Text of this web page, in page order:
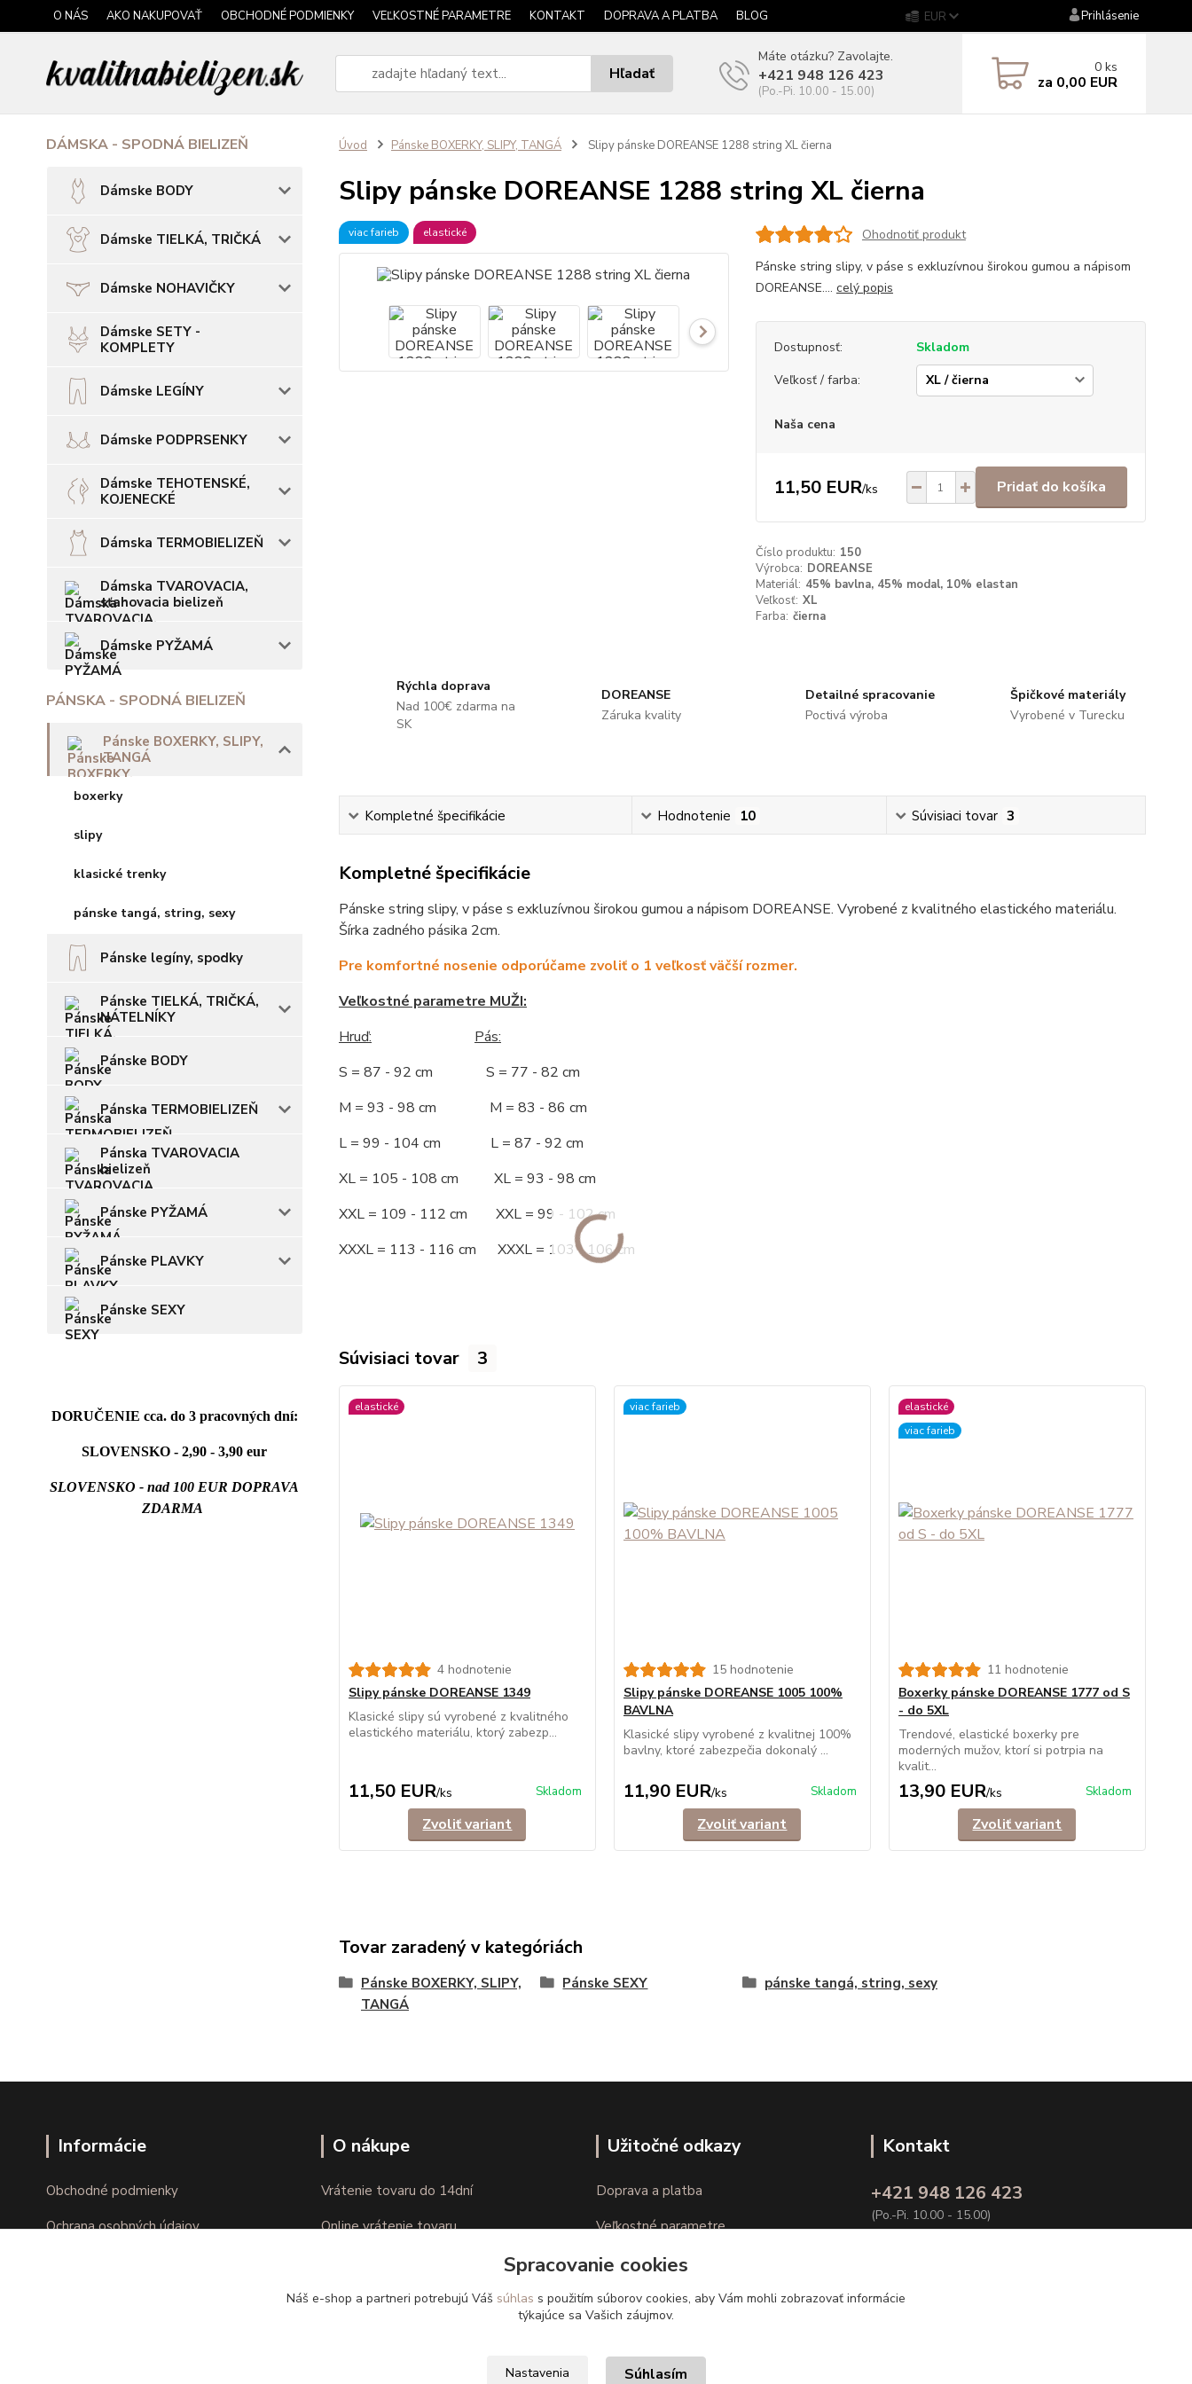
O NÁS AKO NAKUPOVAŤ OBCHODNÉ PODMIENKY VEĽKOSTNÉ PARAMETRE KONTAKT DOPRAVA A PLATBA BLOG EUR Prihlásenie
Hľadať
Máte otázku? Zavolajte.
+421 948 126 423
(Po.-Pi. 10.00 - 15.00)
0 ks
za 0,00 EUR
DÁMSKA - SPODNÁ BIELIZEŇ
Dámske BODY
Dámske TIELKÁ, TRIČKÁ
Dámske NOHAVIČKY
Dámske SETY -
KOMPLETY
Dámske LEGÍNY
Dámske PODPRSENKY
Dámske TEHOTENSKÉ,
KOJENECKÉ
Dámska TERMOBIELIZEŇ
Dámska TVAROVACIA,
sťahovacia bielizeň
Dámske PYŽAMÁ
PÁNSKA - SPODNÁ BIELIZEŇ
Pánske BOXERKY, SLIPY,
TANGÁ
boxerky
slipy
klasické trenky
pánske tangá, string, sexy
Pánske legíny, spodky
Pánske TIELKÁ, TRIČKÁ,
NÁTELNÍKY
Pánske BODY
Pánska TERMOBIELIZEŇ
Pánska TVAROVACIA
bielizeň
Pánske PYŽAMÁ
Pánske PLAVKY
Pánske SEXY
DORUČENIE cca. do 3 pracovných dní:
SLOVENSKO - 2,90 - 3,90 eur
SLOVENSKO - nad 100 EUR DOPRAVA
ZDARMA
Úvod Pánske BOXERKY, SLIPY, TANGÁ Slipy pánske DOREANSE 1288 string XL čierna
Slipy pánske DOREANSE 1288 string XL čierna
viac farieb elastické
Ohodnotiť produkt
Pánske string slipy, v páse s exkluzívnou širokou gumou a nápisom
DOREANSE.... celý popis
Dostupnosť:
Skladom
Veľkosť / farba:
Naša cena
11,50 EUR/ks Pridať do košíka
Číslo produktu: 150
Výrobca: DOREANSE
Materiál: 45% bavlna, 45% modal, 10% elastan
Veľkosť: XL
Farba: čierna
Rýchla doprava
Nad 100€ zdarma na
SK
DOREANSE
Záruka kvality
Detailné spracovanie
Poctivá výroba
Špičkové materiály
Vyrobené v Turecku
Kompletné špecifikácie Hodnotenie 10 Súvisiaci tovar 3
Kompletné špecifikácie
Pánske string slipy, v páse s exkluzívnou širokou gumou a nápisom DOREANSE. Vyrobené z kvalitného elastického materiálu.
Šírka zadného pásika 2cm.
Pre komfortné nosenie odporúčame zvoliť o 1 veľkosť väčší rozmer.
Veľkostné parametre MUŽI:
Hruď:
Pás:
S = 87 - 92 cm S = 77 - 82 cm
M = 93 - 98 cm M = 83 - 86 cm
L = 99 - 104 cm L = 87 - 92 cm
XL = 105 - 108 cm XL = 93 - 98 cm
XXL = 109 - 112 cm XXL = 99 - 102 cm
XXXL = 113 - 116 cm XXXL = 103 - 106 cm
Súvisiaci tovar 3
elastické
4 hodnotenie
Slipy pánske DOREANSE 1349
Klasické slipy sú vyrobené z kvalitného
elastického materiálu, ktorý zabezp...
11,50 EUR/ks Skladom
Zvoliť variant
viac farieb
15 hodnotenie
Slipy pánske DOREANSE 1005 100%
BAVLNA
Klasické slipy vyrobené z kvalitnej 100%
bavlny, ktoré zabezpečia dokonalý ...
11,90 EUR/ks Skladom
Zvoliť variant
elastické
viac farieb
11 hodnotenie
Boxerky pánske DOREANSE 1777 od S
- do 5XL
Trendové, elastické boxerky pre
moderných mužov, ktorí si potrpia na
kvalit...
13,90 EUR/ks Skladom
Zvoliť variant
Tovar zaradený v kategóriách
Pánske BOXERKY, SLIPY,
TANGÁ
Pánske SEXY pánske tangá, string, sexy
Informácie
Obchodné podmienky
Ochrana osobných údajov
O nákupe
Vrátenie tovaru do 14dní
Online vrátenie tovaru
Užitočné odkazy
Doprava a platba
Veľkostné parametre
Ako nakupovať
Kontakt
+421 948 126 423
(Po.-Pi. 10.00 - 15.00)
Spracovanie cookies
Náš e-shop a partneri potrebujú Váš súhlas s použitím súborov cookies, aby Vám mohli zobrazovať informácie
týkajúce sa Vašich záujmov.
Nastavenia Súhlasím